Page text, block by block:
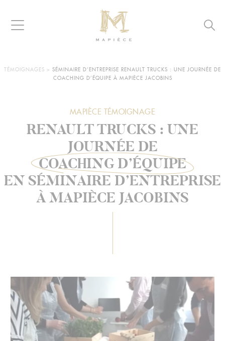
Aller à la navigation
d’hôtes
pour
Navigation
VOUS
TÉMOIGNAGES > SÉMINAIRE D’ENTREPRISE RENAULT TRUCKS : UNE JOURNÉE DE
COACHING D’ÉQUIPE À MAPIÈCE JACOBINS
MAPIÈCE TÉMOIGNAGE
RENAULT TRUCKS : UNE
JOURNÉE DE
COACHING D’ÉQUIPE
EN SÉMINAIRE D’ENTREPRISE